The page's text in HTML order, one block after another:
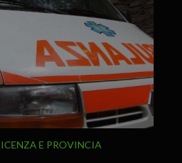
E PROVINCIA